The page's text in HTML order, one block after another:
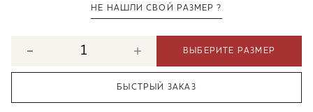
НЕ НАШЛИ СВОЙ РАЗМЕР ?
ВЫБЕРИТЕ РАЗМЕР
БЫСТРЫЙ ЗАКАЗ